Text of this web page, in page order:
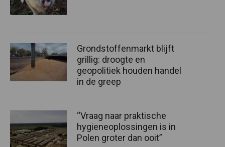
Grondstoffenmarkt blijft
grillig: droogte en
geopolitiek houden handel
in de greep
“Vraag naar praktische
hygieneoplossingen is in
Polen groter dan ooit”